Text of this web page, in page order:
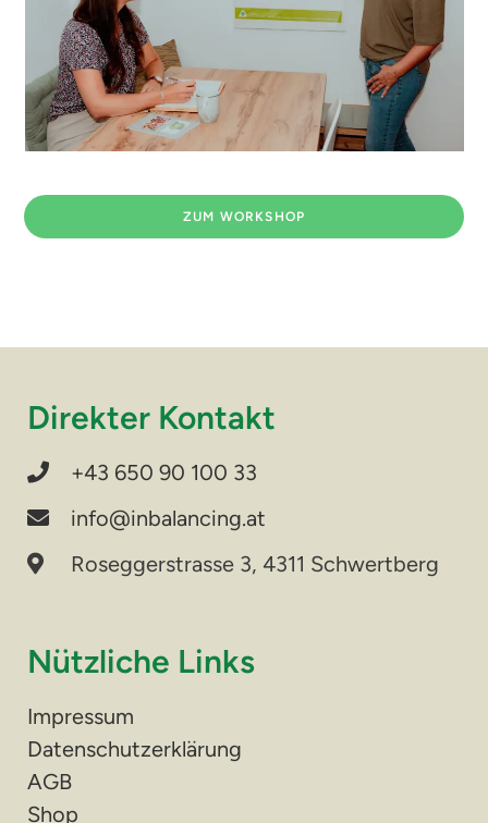
ZUM WORKSHOP
Direkter Kontakt
+43 650 90 100 33
info@inbalancing.at
Roseggerstrasse 3, 4311 Schwertberg
Nützliche Links
Impressum
Datenschutzerklärung
AGB
Shop